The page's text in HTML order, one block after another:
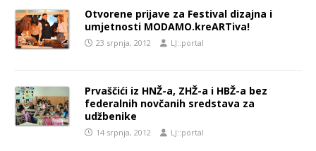
Otvorene prijave za Festival dizajna i
umjetnosti MODAMO.kreARTiva!
23 srpnja, 2012 LJ::portal
Prvaščići iz HNŽ-a, ZHŽ-a i HBŽ-a bez
federalnih novčanih sredstava za
udžbenike
14 srpnja, 2012 LJ::portal